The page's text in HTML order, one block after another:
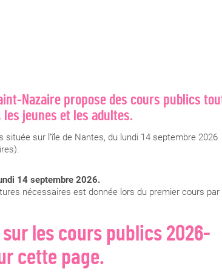
Nazaire propose des cours publics
jeunes et les adultes.
sur l’île de Nantes, du lundi 14 septembre 2026
14 septembre 2026.
nécessaires est donnée lors du premier cours par
les cours publics 2026-
cette page.